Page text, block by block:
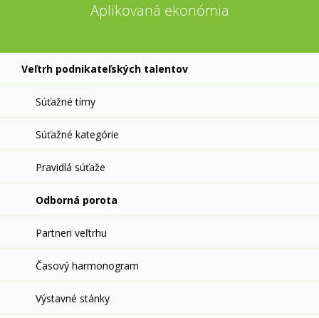
Aplikovaná ekonómia
Veľtrh podnikateľských talentov
Súťažné tímy
Súťažné kategórie
Pravidlá súťaže
Odborná porota
Partneri veľtrhu
Časový harmonogram
Výstavné stánky